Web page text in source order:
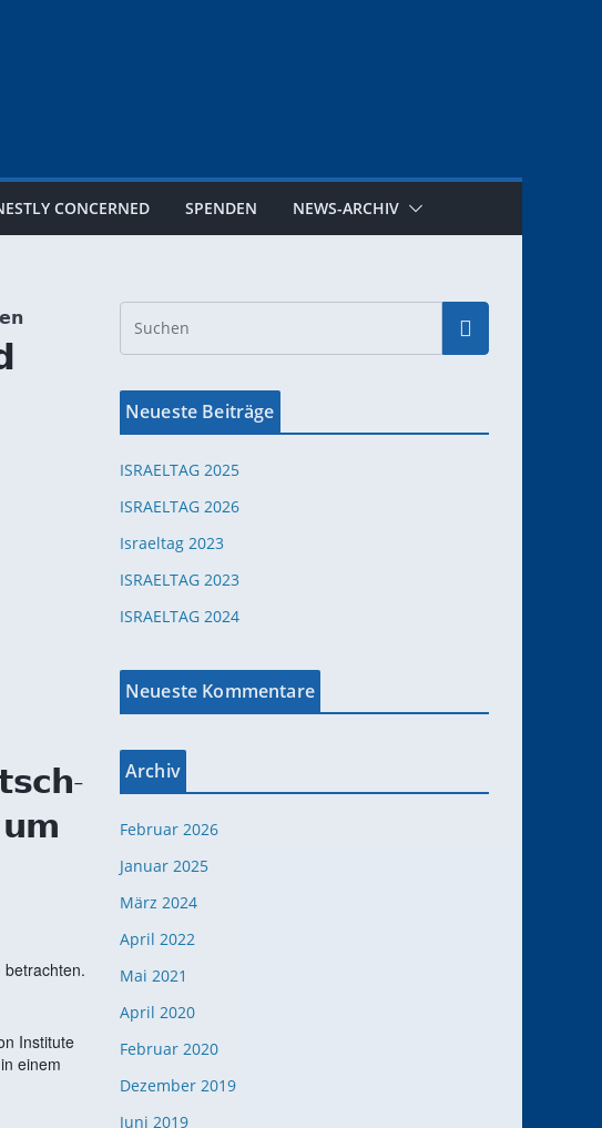
CONCERNED SPENDEN NEWS-ARCHIV
Office 365 Outlook Live
𝘂𝗺
betrachten.
Institute
einem
Neueste Beiträge
ISRAELTAG 2025
ISRAELTAG 2026
Israeltag 2023
ISRAELTAG 2023
ISRAELTAG 2024
Neueste Kommentare
Archiv
Februar 2026
Januar 2025
März 2024
April 2022
Mai 2021
April 2020
Februar 2020
Dezember 2019
Juni 2019